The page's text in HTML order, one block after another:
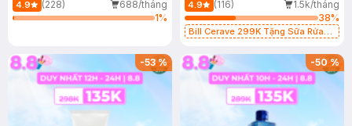
4.9 (228)
688/tháng
1%
4.9 (116)
1.5k/tháng
38%
Bill Cerave 299K Tặng Sữa Rửa
-53% -50%